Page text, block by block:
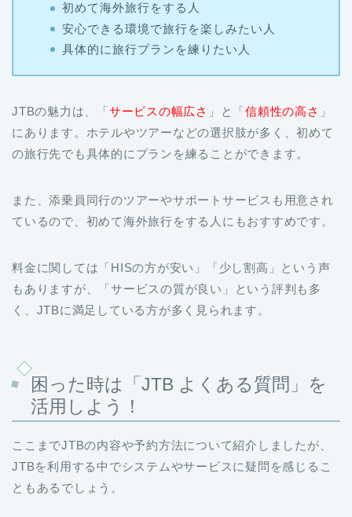
初めて海外旅行をする人
安心できる環境で旅行を楽しみたい人
具体的に旅行プランを練りたい人
JTBの魅力は、「サービスの幅広さ 」と「信頼性の高さ 」
にあります。ホテルやツアーなどの選択肢が多く、初めて
の旅行先でも具体的にプランを練ることができます。
また、添乗員同行のツアーやサポートサービスも用意され
ているので、初めて海外旅行をする人にもおすすめです。
料金に関しては「HISの方が安い」「少し割高」という声
もありますが、「サービスの質が良い」という評判も多
く、JTBに満足している方が多く見られます。
困った時は「JTB よくある質問」を
活用しよう！
ここまでJTBの内容や予約方法について紹介しましたが、
JTBを利用する中でシステムやサービスに疑問を感じるこ
ともあるでしょう。